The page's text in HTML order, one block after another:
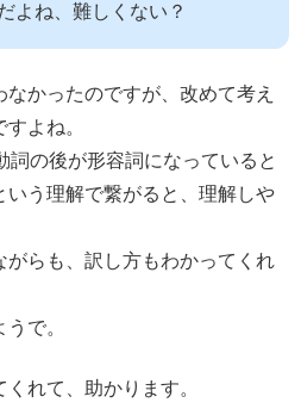
よね、難しくない？
かったのですが、改めて考え
よね。
詞の後が形容詞になっていると
いう理解で繋がると、理解しや
らも、訳し方もわかってくれ
で。
れて、助かります。